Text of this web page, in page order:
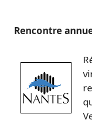
Rencontre